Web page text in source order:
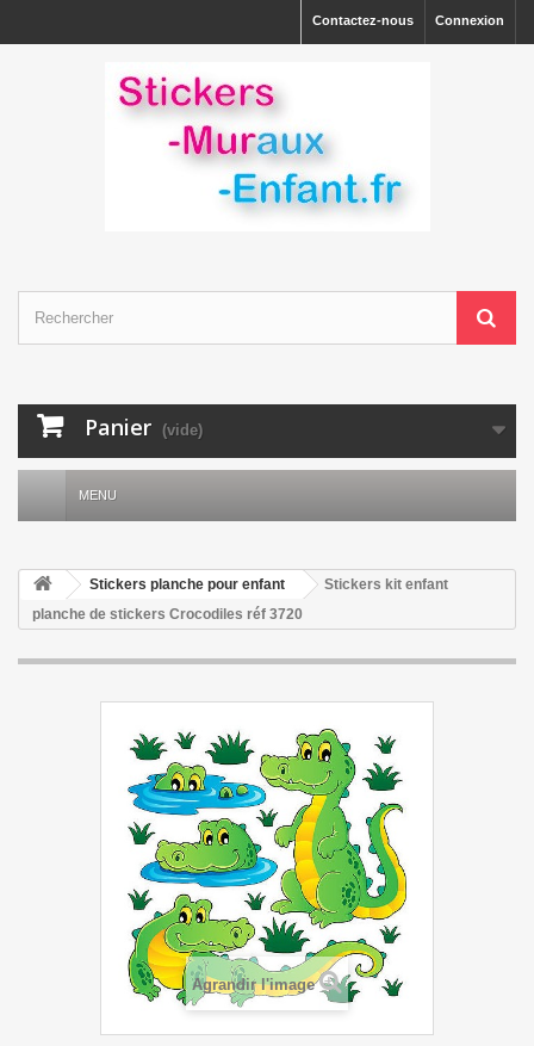
Connexion
Contactez-nous
Panier (vide)
MENU
Stickers planche pour enfant
Stickers kit enfant
planche de stickers Crocodiles réf 3720
Agrandir l'image